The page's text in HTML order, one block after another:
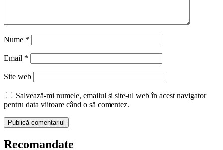
Nume *
Email *
Site web
Salvează-mi numele, emailul și site-ul web în acest navigator
pentru data viitoare când o să comentez.
Recomandate